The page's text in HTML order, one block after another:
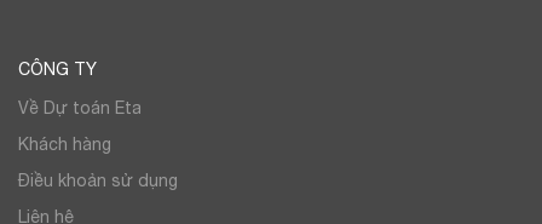
CÔNG TY
Về Dự toán Eta
Khách hàng
Điều khoản sử dụng
Liên hệ